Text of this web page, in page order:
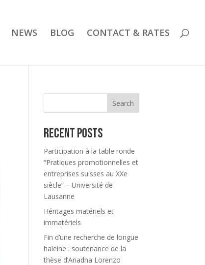
NEWS BLOG CONTACT & RATES
Search
Recent Posts
Participation à la table ronde
“Pratiques promotionnelles et
entreprises suisses au XXe
siècle” – Université de
Lausanne
Héritages matériels et
immatériels
Fin d’une recherche de longue
haleine : soutenance de la
thèse d’Ariadna Lorenzo